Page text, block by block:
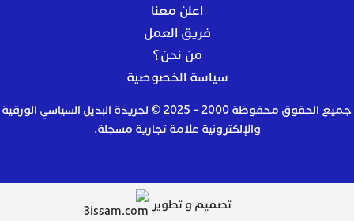
اعلن معنا
فريق العمل
من نحن؟
سياسة الخصوصية
جميع الحقوق محفوظة 2000 – 2025 © لجريدة البديل السياسي الورقية
والإلكترونية علامة تجارية مسجلة.
تصميم و تطوير